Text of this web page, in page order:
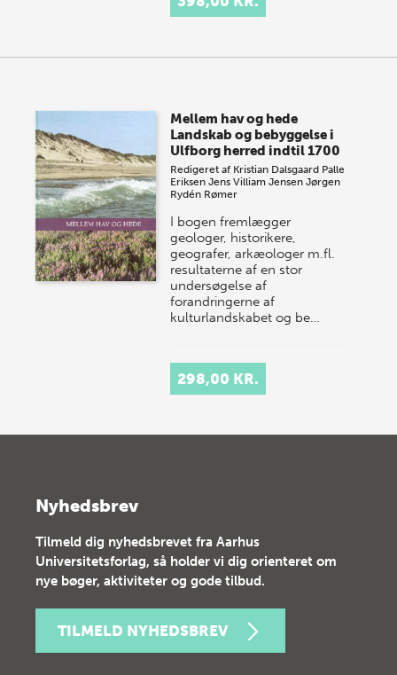
Mellem hav og hede
Landskab og bebyggelse i
Ulfborg herred indtil 1700
Redigeret af Kristian Dalsgaard Palle
Eriksen Jens Villiam Jensen Jørgen
Rydén Rømer
I bogen fremlægger
geologer, historikere,
geografer, arkæologer m.fl.
resultaterne af en stor
undersøgelse af
forandringerne af
kulturlandskabet og be…
298,00 KR.
Nyhedsbrev
Tilmeld dig nyhedsbrevet fra Aarhus
Universitetsforlag, så holder vi dig orienteret om
nye bøger, aktiviteter og gode tilbud.
TILMELD NYHEDSBREV